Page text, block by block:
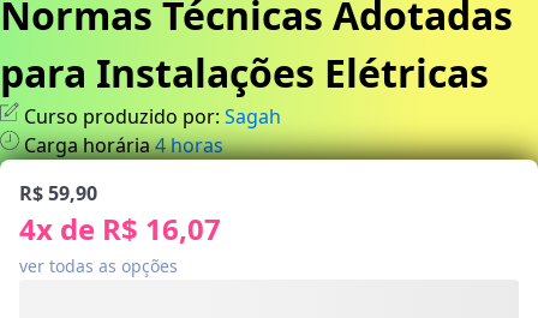
Normas Técnicas Adotadas
para Instalações Elétricas
Curso produzido por: Sagah
Carga horária4horas
R$ 59,90
4x de R$ 16,07
ver todas as opções